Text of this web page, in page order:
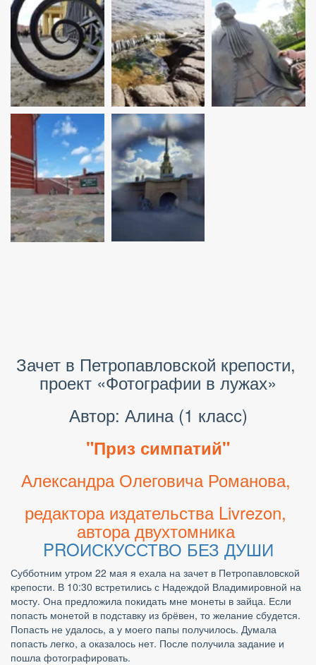
Зачет в Петропавловской крепости,
проект «Фотографии в лужах»
Автор: Алина (1 класс)
"Приз симпатий"
Александра Олеговича Романова,
редактора издательства Livrezon,
автора двухтомника
PROИСКУССТВО БЕЗ ДУШИ
Субботним утром 22 мая я ехала на зачет в Петропавловской
крепости. В 10:30 встретились с Надеждой Владимировной на
мосту. Она предложила покидать мне монеты в зайца. Если
попасть монетой в подставку из брёвен, то желание сбудется.
Попасть не удалось, а у моего папы получилось. Думала
попасть легко, а оказалось нет. После получила задание и
пошла фотографировать.